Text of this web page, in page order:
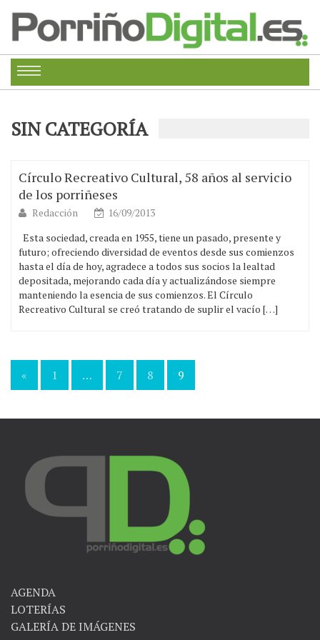
SIN CATEGORÍA
Círculo Recreativo Cultural, 58 años al servicio
de los porriñeses
Redacción
16/09/2013
Esta sociedad, creada en 1955, tiene un pasado, presente y
futuro; ofreciendo diversidad de eventos desde sus comienzos
hasta el día de hoy, agradece a todos sus socios la lealtad
depositada, mejorando cada día y actualizándose siempre
manteniendo la esencia de sus comienzos. El Círculo
Recreativo Cultural se creó tratando de suplir el vacío […]
Navegación
de
« 1 … 7 8 9
AGENDA
LOTERÍAS
GALERÍA DE IMÁGENES